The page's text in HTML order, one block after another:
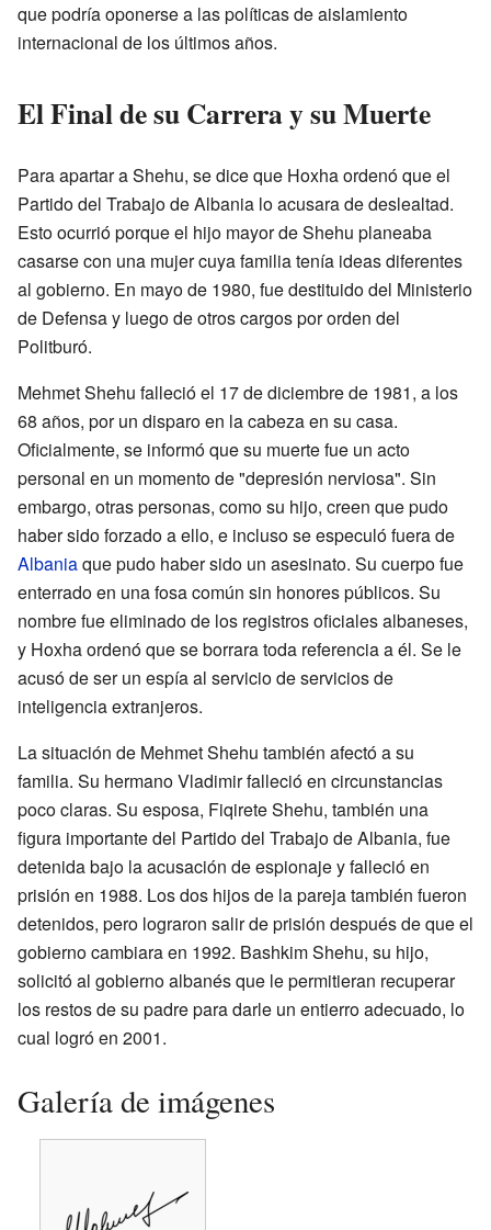
que podría oponerse a las políticas de aislamiento
internacional de los últimos años.
El Final de su Carrera y su Muerte
Para apartar a Shehu, se dice que Hoxha ordenó que el
Partido del Trabajo de Albania lo acusara de deslealtad.
Esto ocurrió porque el hijo mayor de Shehu planeaba
casarse con una mujer cuya familia tenía ideas diferentes
al gobierno. En mayo de 1980, fue destituido del Ministerio
de Defensa y luego de otros cargos por orden del
Politburó.
Mehmet Shehu falleció el 17 de diciembre de 1981, a los
68 años, por un disparo en la cabeza en su casa.
Oficialmente, se informó que su muerte fue un acto
personal en un momento de "depresión nerviosa". Sin
embargo, otras personas, como su hijo, creen que pudo
haber sido forzado a ello, e incluso se especuló fuera de
Albaniaque pudo haber sido un asesinato. Su cuerpo fue
enterrado en una fosa común sin honores públicos. Su
nombre fue eliminado de los registros oficiales albaneses,
y Hoxha ordenó que se borrara toda referencia a él. Se le
acusó de ser un espía al servicio de servicios de
inteligencia extranjeros.
La situación de Mehmet Shehu también afectó a su
familia. Su hermano Vladimir falleció en circunstancias
poco claras. Su esposa, Fiqirete Shehu, también una
figura importante del Partido del Trabajo de Albania, fue
detenida bajo la acusación de espionaje y falleció en
prisión en 1988. Los dos hijos de la pareja también fueron
detenidos, pero lograron salir de prisión después de que el
gobierno cambiara en 1992. Bashkim Shehu, su hijo,
solicitó al gobierno albanés que le permitieran recuperar
los restos de su padre para darle un entierro adecuado, lo
cual logró en 2001.
Galería de imágenes